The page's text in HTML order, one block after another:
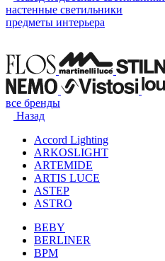
настенные светильники
предметы интерьера
все бренды
Назад
Accord Lighting
ARKOSLIGHT
ARTEMIDE
ARTIS LUCE
ASTEP
ASTRO
BEBY
BERLINER
BPM